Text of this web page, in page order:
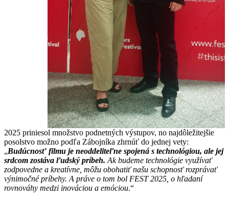
2025 priniesol množstvo podnetných výstupov, no najdôležitejšie
posolstvo možno podľa Zábojníka zhrnúť do jednej vety:
„Budúcnosť filmu je neoddeliteľne spojená s technológiou, ale jej
srdcom zostáva ľudský príbeh. Ak budeme technológie využívať
zodpovedne a kreatívne, môžu obohatiť našu schopnosť rozprávať
výnimočné príbehy. A práve o tom bol FEST 2025, o hľadaní
rovnováhy medzi inováciou a emóciou.“